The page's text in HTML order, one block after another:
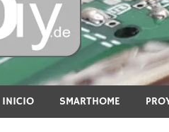
todo gira en torno a la
INICIO SMARTHOME